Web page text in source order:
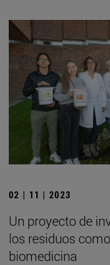
02 | 11 | 2023
Un proyecto de
los residuos
biomedicina